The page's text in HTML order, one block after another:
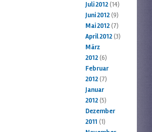
Juli 2012(14)
Juni 2012(9)
Mai 2012(7)
April 2012(3)
März
2012(6)
Februar
2012(7)
Januar
2012(5)
Dezember
2011 (1)